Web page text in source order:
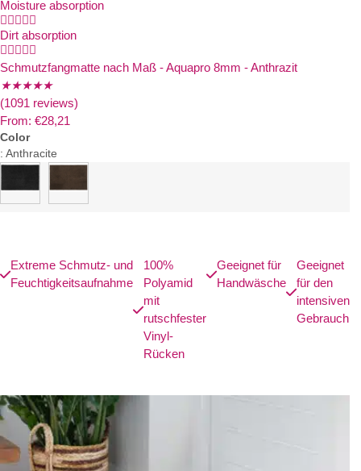
Moisture absorption

Dirt absorption

Schmutzfangmatte nach Maß - Aquapro 8mm - Anthrazit
★★★★★
(1091 reviews)
From: €28,21
Color
: Anthracite
Extreme Schmutz- und
Feuchtigkeitsaufnahme
100%
Polyamid
mit
rutschfester
Vinyl-
Rücken
Geeignet für
Handwäsche
Geeignet
für den
intensiven
Gebrauch